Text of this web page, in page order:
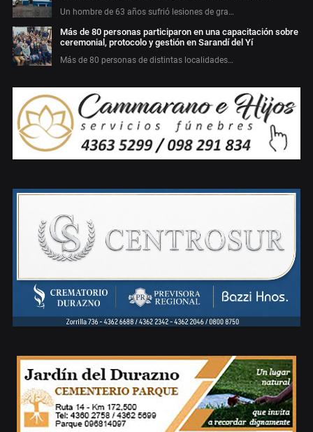
Un hombre de 63 años sufrió lesiones de gra…
Más de 80 personas participaron en una capacitación sobre
ceremonial, protocolo y gestión en Sarandí del Yí
Más de 80 personas de distintas localidades…